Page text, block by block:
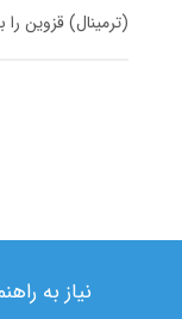
(ترمینال) قزوین را
نیاز به